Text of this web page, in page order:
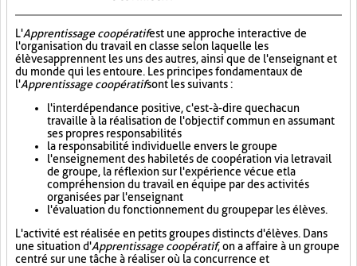
L'Apprentissage coopératifest une approche interactive de
l'organisation du travail en classe selon laquelle les
élèves apprennent les uns des autres, ainsi que de l'enseignant et
du monde qui les entoure. Les principes fondamentaux de
l'Apprentissage coopératifsont les suivants :
l'interdépendance positive, c'est-à-dire que chacun
travaille à la réalisation de l'objectif commun en assumant
ses propres responsabilités
la responsabilité individuelle envers le groupe
l'enseignement des habiletés de coopération via le travail
de groupe, la réflexion sur l'expérience vécue et la
compréhension du travail en équipe par des activités
organisées par l'enseignant
l'évaluation du fonctionnement du groupe par les élèves.
L'activité est réalisée en petits groupes distincts d'élèves. Dans
une situation d'Apprentissage coopératif, on a affaire à un groupe
centré sur une tâche à réaliser où la concurrence et